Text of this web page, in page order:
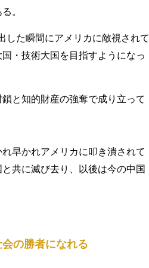
。
した瞬間にアメリカに敵視されて
・技術大国を目指すようになっ
と知的財産の強奪で成り立って
早かれアメリカに叩き潰されて
共に滅び去り、以後は今の中国
の勝者になれる